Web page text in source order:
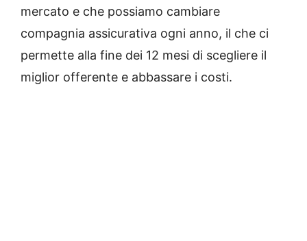
mercato e che possiamo cambiare
compagnia assicurativa ogni anno, il che ci
permette alla fine dei 12 mesi di scegliere il
miglior offerente e abbassare i costi.